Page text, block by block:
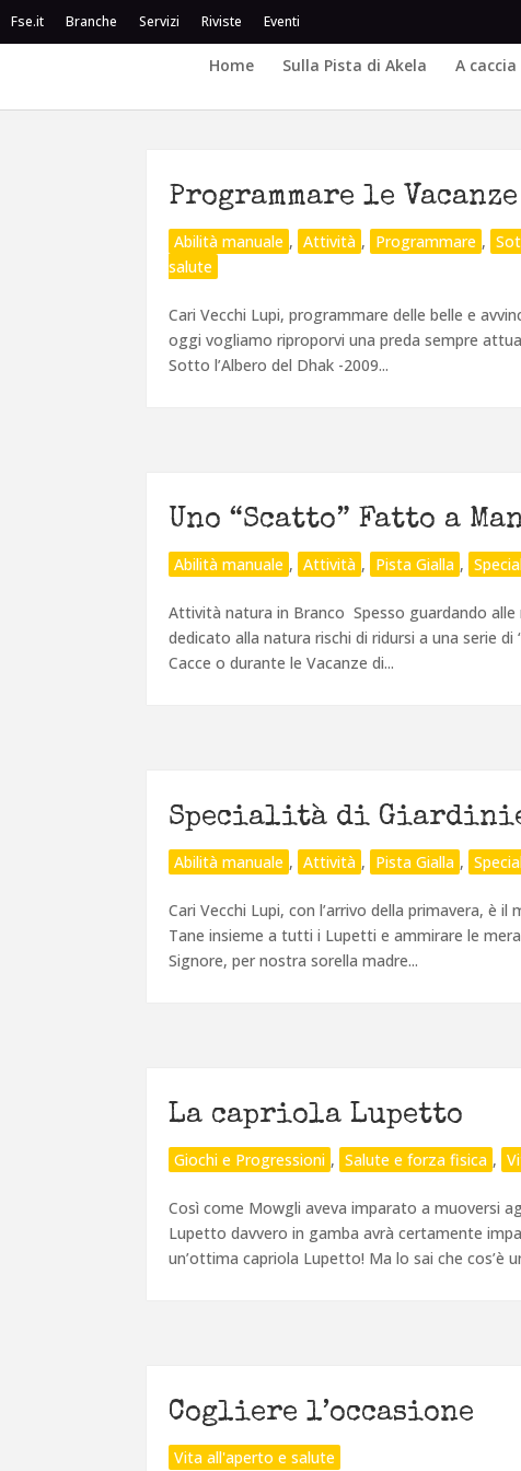
Fse.it Branche Servizi Riviste Eventi
Home Sulla Pista di Akela A
Programmare le
Abilità manuale , Attività , Programmare ,
salute
Cari Vecchi Lupi, programmare delle belle e
oggi vogliamo riproporvi una preda sempre
Sotto l’Albero del Dhak -2009...
Uno “Scatto” Fatto a
Abilità manuale , Attività , Pista Gialla ,
Attività natura in Branco Spesso guardando
dedicato alla natura rischi di ridursi a una serie
Cacce o durante le Vacanze di...
Specialità di
Abilità manuale , Attività , Pista Gialla ,
Cari Vecchi Lupi, con l’arrivo della primavera, è
Tane insieme a tutti i Lupetti e ammirare le
Signore, per nostra sorella madre...
La capriola Lupetto
Giochi e Progressioni , Salute e forza fisica ,
Così come Mowgli aveva imparato a muoversi
Lupetto davvero in gamba avrà certamente
un’ottima capriola Lupetto! Ma lo sai che cos’è
Cogliere l’occasione
Vita all'aperto e salute